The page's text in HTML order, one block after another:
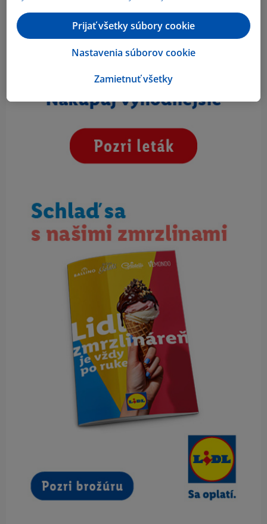
Zamietnuť všetky
Nastavenia súborov cookie
Prijať všetky súbory cookie